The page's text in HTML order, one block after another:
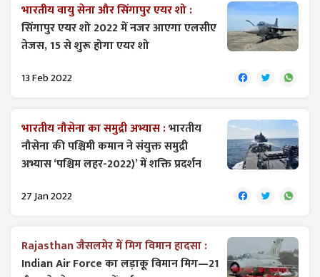
भारतीय वायु सेना और सिंगापुर एयर शो :
सिंगापुर एयर शो 2022 में नजर आएगा एलसीए
तेजस, 15 से शुरू होगा एयर शो
13 Feb 2022
भारतीय नौसेना का समुद्री अभ्यास :भारतीय
नौसेना की पश्चिमी कमान ने संयुक्त समुद्री
अभ्यास ‘पश्चिम लहर-2022)’ में शक्ति प्रदर्शन
27 Jan 2022
Rajasthan जैसलमेर में मिग विमान हादसा :
Indian Air Force का लड़ाकू विमान मिग—21